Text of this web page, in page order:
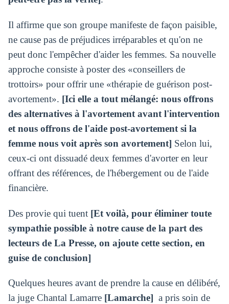
Il affirme que son groupe manifeste de façon paisible,
ne cause pas de préjudices irréparables et qu'on ne
peut donc l'empêcher d'aider les femmes. Sa nouvelle
approche consiste à poster des «conseillers de
trottoirs» pour offrir une «thérapie de guérison post-
avortement». [Ici elle a tout mélangé: nous offrons
des alternatives à l'avortement avant l'intervention
et nous offrons de l'aide post-avortement si la
femme nous voit après son avortement] Selon lui,
ceux-ci ont dissuadé deux femmes d'avorter en leur
offrant des références, de l'hébergement ou de l'aide
financière.
Des provie qui tuent [Et voilà, pour éliminer toute
sympathie possible à notre cause de la part des
lecteurs de La Presse, on ajoute cette section, en
guise de conclusion]
Quelques heures avant de prendre la cause en délibéré,
la juge Chantal Lamarre [Lamarche] a pris soin de